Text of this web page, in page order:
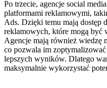
Po ‌trzecie, agencje social
platformami reklamowymi,
Ads. Dzięki temu mają dostęp
reklamowych, które mogą być
Agencje mają również ⁤wiedzę
co pozwala im
lepszych wyników. Dlatego
maksymalnie wykorzystać